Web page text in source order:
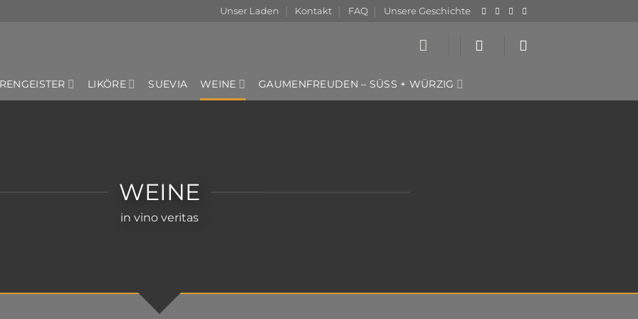
Unser Laden Kontakt FAQ Unsere Geschichte
LIKÖRE SUEVIA WEINE GAUMENFREUDEN – SÜSS + WÜRZIG
WEINE
in vino veritas